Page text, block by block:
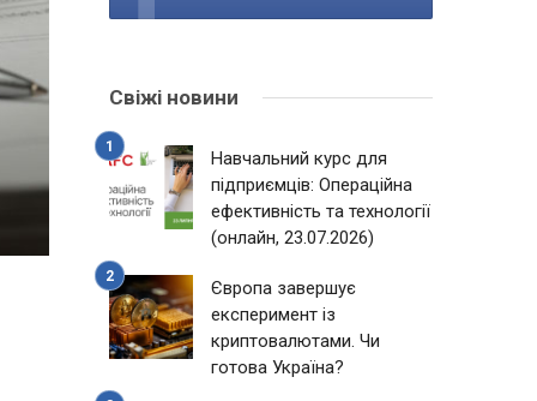
Свіжі новини
Навчальний курс для
підприємців: Операційна
ефективність та технології
(онлайн, 23.07.2026)
Європа завершує
експеримент із
криптовалютами. Чи
готова Україна?